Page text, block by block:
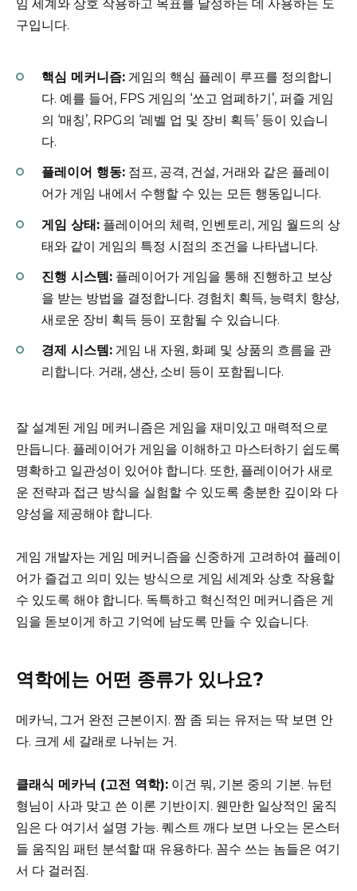
임 세계와 상호 작용하고 목표를 달성하는 데 사용하는 도
구입니다.
핵심 메커니즘: 게임의 핵심 플레이 루프를 정의합니
다. 예를 들어, FPS 게임의 ‘쏘고 엄폐하기’, 퍼즐 게임
의 ‘매칭’, RPG의 ‘레벨 업 및 장비 획득’ 등이 있습니
다.
플레이어 행동: 점프, 공격, 건설, 거래와 같은 플레이
어가 게임 내에서 수행할 수 있는 모든 행동입니다.
게임 상태: 플레이어의 체력, 인벤토리, 게임 월드의 상
태와 같이 게임의 특정 시점의 조건을 나타냅니다.
진행 시스템: 플레이어가 게임을 통해 진행하고 보상
을 받는 방법을 결정합니다. 경험치 획득, 능력치 향상,
새로운 장비 획득 등이 포함될 수 있습니다.
경제 시스템: 게임 내 자원, 화폐 및 상품의 흐름을 관
리합니다. 거래, 생산, 소비 등이 포함됩니다.
잘 설계된 게임 메커니즘은 게임을 재미있고 매력적으로
만듭니다. 플레이어가 게임을 이해하고 마스터하기 쉽도록
명확하고 일관성이 있어야 합니다. 또한, 플레이어가 새로
운 전략과 접근 방식을 실험할 수 있도록 충분한 깊이와 다
양성을 제공해야 합니다.
게임 개발자는 게임 메커니즘을 신중하게 고려하여 플레이
어가 즐겁고 의미 있는 방식으로 게임 세계와 상호 작용할
수 있도록 해야 합니다. 독특하고 혁신적인 메커니즘은 게
임을 돋보이게 하고 기억에 남도록 만들 수 있습니다.
역학에는 어떤 종류가 있나요?
메카닉, 그거 완전 근본이지. 짬 좀 되는 유저는 딱 보면 안
다. 크게 세 갈래로 나뉘는 거.
클래식 메카닉 (고전 역학): 이건 뭐, 기본 중의 기본. 뉴턴
형님이 사과 맞고 쓴 이론 기반이지. 웬만한 일상적인 움직
임은 다 여기서 설명 가능. 퀘스트 깨다 보면 나오는 몬스터
들 움직임 패턴 분석할 때 유용하다. 꼼수 쓰는 놈들은 여기
서 다 걸러짐.